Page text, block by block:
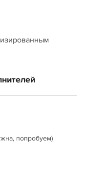
попробуем)